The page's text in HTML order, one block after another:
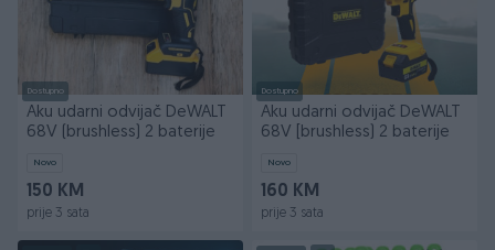
Dostupno
Aku udarni odvijač DeWALT
68V (brushless) 2 baterije
Novo
150 KM
prije 3 sata
Dostupno
Aku udarni odvijač DeWALT
68V [brushless) 2 baterije
Novo
160 KM
prije 3 sata